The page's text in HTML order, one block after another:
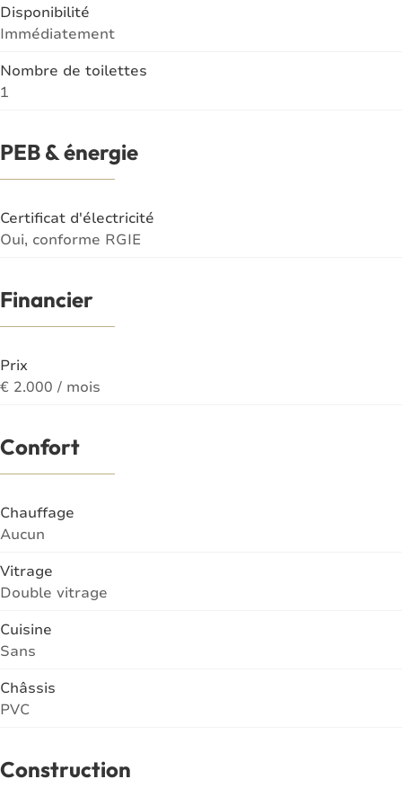
Disponibilité
Immédiatement
Nombre de toilettes
1
PEB & énergie
Certificat d'électricité
Oui, conforme RGIE
Financier
Prix
€ 2.000 / mois
Confort
Chauffage
Aucun
Vitrage
Double vitrage
Cuisine
Sans
Châssis
PVC
Construction